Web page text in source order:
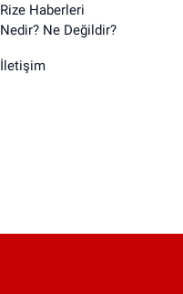
Rize Haberleri
Nedir? Ne Değildir?
İletişim